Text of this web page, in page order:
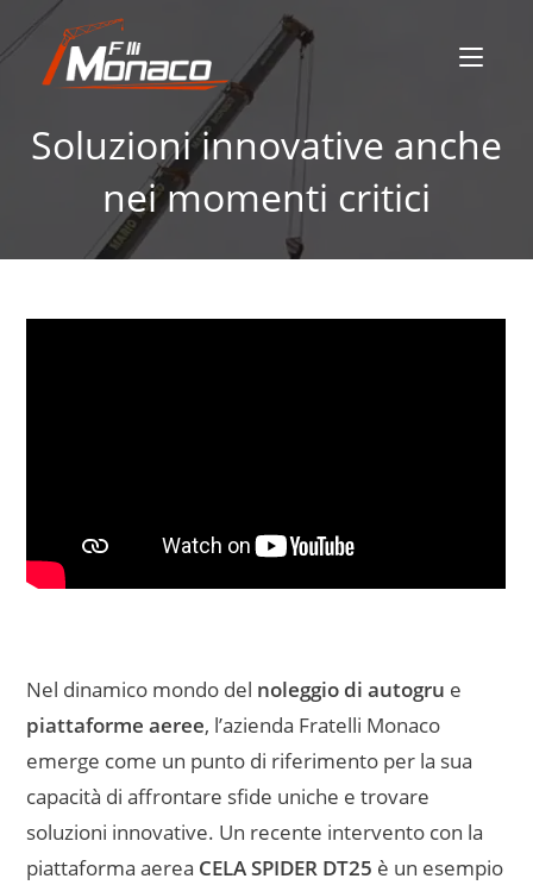
Soluzioni innovative anche
nei momenti critici
Nel dinamico mondo del noleggio di autogru e
piattaforme aeree, l’azienda Fratelli Monaco
emerge come un punto di riferimento per la sua
capacità di affrontare sfide uniche e trovare
soluzioni innovative. Un recente intervento con la
piattaforma aerea CELA SPIDER DT25 è un esempio